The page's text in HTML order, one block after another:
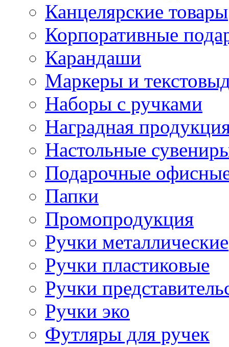
Канцелярские товары
Корпоративные
Карандаши
Маркеры и
Наборы с ручками
Наградная
Настольные
Подарочные
Папки
Промопродукция
Ручки металлические
Ручки пластиковые
Ручки
Ручки эко
Футляры для ручек